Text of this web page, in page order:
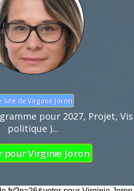
de commentaires dédiée au débat
Pas d'insultes. Merci.
site de Virginie Joron
pour 2027, Projet,
politique )...
pour Virginie Joron